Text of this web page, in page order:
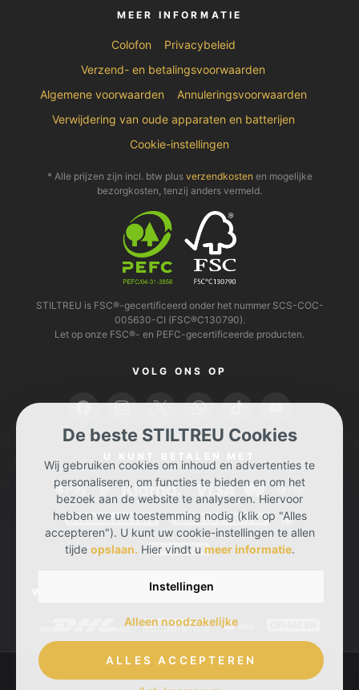
MEER INFORMATIE
Colofon
Privacybeleid
Verzend- en betalingsvoorwaarden
Algemene voorwaarden
Annuleringsvoorwaarden
Verwijdering van oude apparaten en batterijen
Cookie-instellingen
* Alle prijzen zijn incl. btw plus verzendkosten en mogelijke
bezorgkosten, tenzij anders vermeld.
STILTREU is FSC®-gecertificeerd onder het nummer SCS-COC-
005630-CI (FSC®C130790).
Let op onze FSC®- en PEFC-gecertificeerde producten.
VOLG ONS OP
WIJ BEZORGEN UW BESTELLING BIJ U MET
De beste STILTREU Cookies
Wij gebruiken cookies om inhoud en advertenties te
personaliseren, om functies te bieden en om het
bezoek aan de website te analyseren. Hiervoor
hebben we uw toestemming nodig (klik op "Alles
accepteren"). U kunt uw cookie-instellingen te allen
tijde opslaan. Hier vindt u meer informatie.
Instellingen
Alleen noodzakelijke
ALLES ACCEPTEREN